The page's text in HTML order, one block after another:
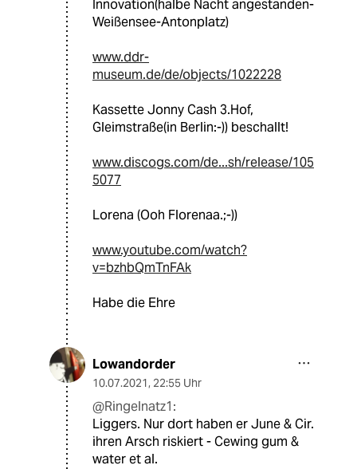
Innovation(halbe Nacht angestanden-
Weißensee-Antonplatz)
www.ddr-
museum.de/de/objects/1022228
Kassette Jonny Cash 3.Hof,
Gleimstraße(in Berlin:-)) beschallt!
www.discogs.com/de...sh/release/105
5077
Lorena (Ooh Florenaa.;-))
www.youtube.com/watch?
v=bzhbQmTnFAk
Habe die Ehre
Lowandorder
10.07.2021, 22:55 Uhr
@Ringelnatz1:
Liggers. Nur dort haben er June & Cir.
ihren Arsch riskiert - Cewing gum &
water et al.